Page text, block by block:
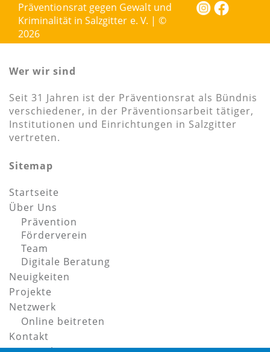
Präventionsrat gegen Gewalt und
Kriminalität in Salzgitter e. V. | ©
2026
Wer wir sind
Seit 31 Jahren ist der Präventionsrat als Bündnis
verschiedener, in der Präventionsarbeit tätiger,
Institutionen und Einrichtungen in Salzgitter
vertreten.
Sitemap
Startseite
Über Uns
Prävention
Förderverein
Team
Digitale Beratung
Neuigkeiten
Projekte
Netzwerk
Online beitreten
Kontakt